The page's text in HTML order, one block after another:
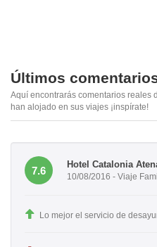
Últimos
Aquí encontrarás comentarios reales
han alojado en sus viajes ¡inspírate!
7.6
Hotel Catalonia
10/08/2016 - Viaje
Lo mejor el servicio de